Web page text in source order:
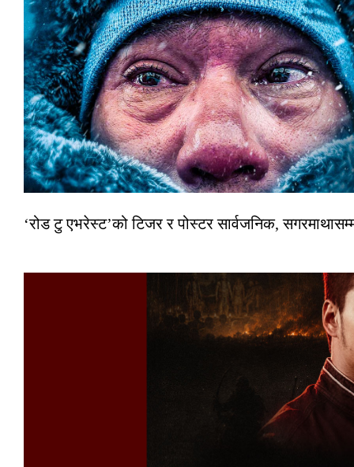
‘रोड टु एभरेस्ट’को टिजर र पोस्टर सार्वजनिक,